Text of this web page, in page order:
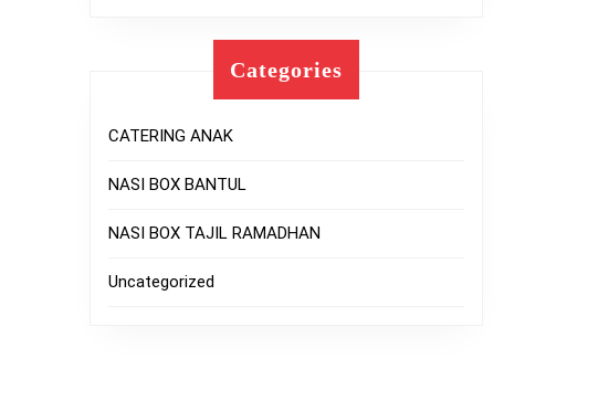
Categories
CATERING ANAK
NASI BOX BANTUL
NASI BOX TAJIL RAMADHAN
Uncategorized